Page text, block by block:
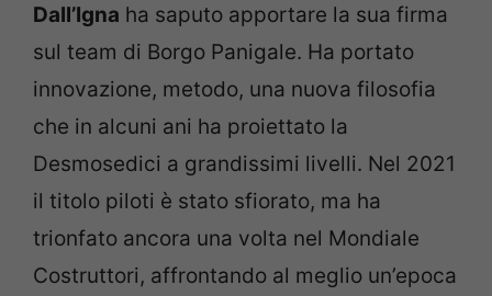
Dall’Igna ha saputo apportare la sua firma
sul team di Borgo Panigale. Ha portato
innovazione, metodo, una nuova filosofia
che in alcuni ani ha proiettato la
Desmosedici a grandissimi livelli. Nel 2021
il titolo piloti è stato sfiorato, ma ha
trionfato ancora una volta nel Mondiale
Costruttori, affrontando al meglio un’epoca